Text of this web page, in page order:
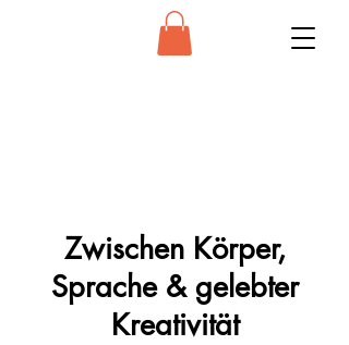
Zwischen Körper,
Sprache & gelebter
Kreativität